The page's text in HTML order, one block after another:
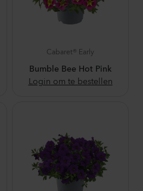
Cabaret® Early
Bumble Bee Hot Pink
Login om te bestellen